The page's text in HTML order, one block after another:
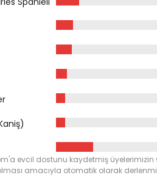
(120Mg/kg)
Mg/kg)
Meyve (Biberiye. Karanfil.
evcil dostunu kaydetmiş üyelerimizin
amacıyla otomatik olarak